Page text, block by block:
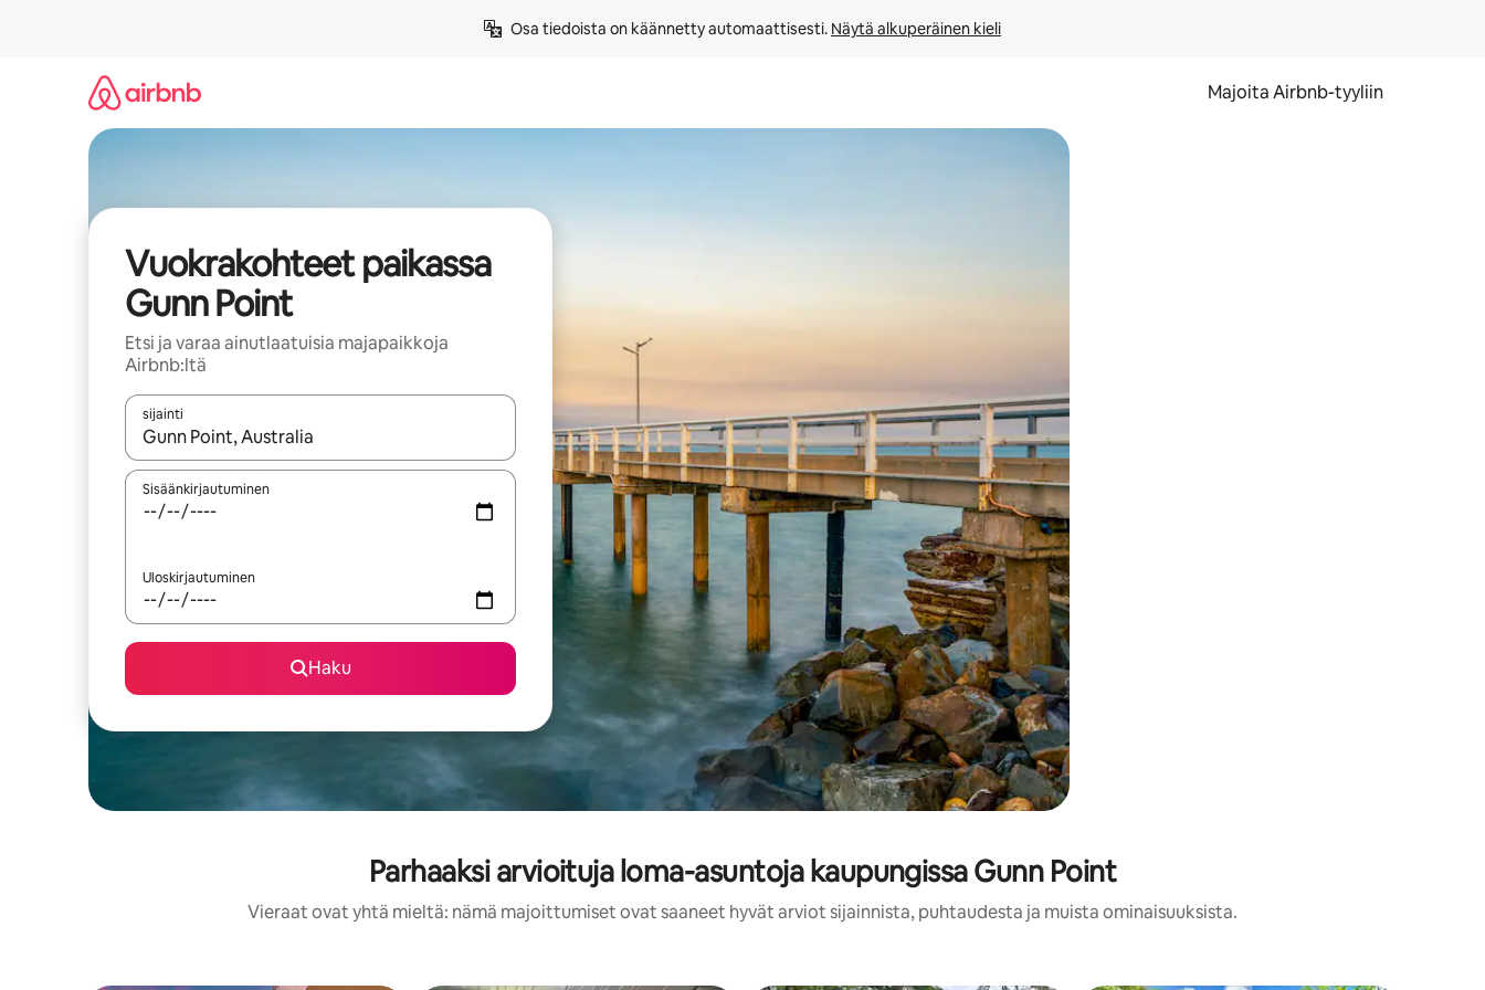
Osa tiedoista on käännetty automaattisesti. Näytä alkuperäinen kieli
Majoita Airbnb-tyyliin
Vuokrakohteet paikassa
Gunn Point
Etsi ja varaa ainutlaatuisia majapaikkoja
Airbnb:ltä
sijainti
Kun tulokset ovat saatavilla, navigoi ylös- ja alas-nuolinäppäimillä tai tutustu koskettamalla tai pyyhkäisemällä.
Sisäänkirjautuminen
Uloskirjautuminen
Haku
Parhaaksi arvioituja loma-asuntoja kaupungissa Gunn Point
Vieraat ovat yhtä mieltä: nämä majoittumiset ovat saaneet hyvät arviot sijainnista, puhtaudesta ja muista ominaisuuksista.